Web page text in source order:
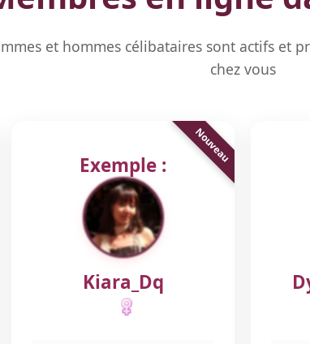
et hommes célibataires sont actifs et
chez vous
Exemple :
Kiara_Dq